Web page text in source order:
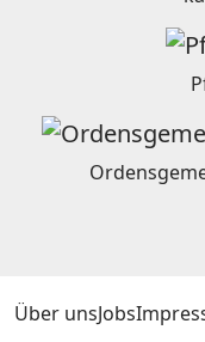
Über unsJobs